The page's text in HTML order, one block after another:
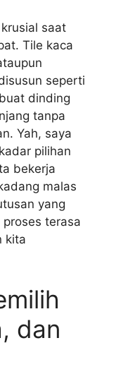
saat
Tile kaca
seperti
dinding
tanpa
Yah, saya
pilihan
bekerja
malas
yang
terasa
kita
dan